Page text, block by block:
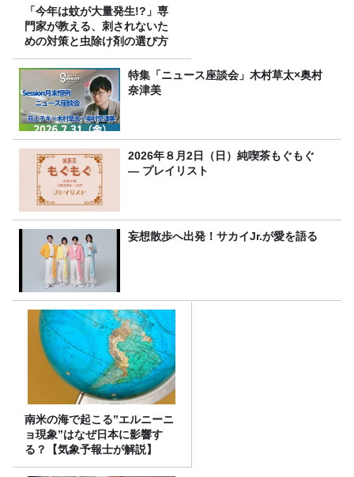
「今年は蚊が大量発生!?」専
門家が教える、刺されないた
めの対策と虫除け剤の選び方
特集「ニュース座談会」木村草太×奥村
奈津美
2026年８月2日（日）純喫茶もぐもぐ
― プレイリスト
妄想散歩へ出発！サカイJr.が愛を語る
南米の海で起こる”エルニーニ
ョ現象”はなぜ日本に影響す
る？【気象予報士が解説】